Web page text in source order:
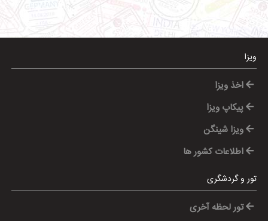
ویزا
اخذ ویزا
پیکاپ ویزا
ویزا شینگن
اطلاعات کشور ها
تور و گردشگری
تور لحظه آخری